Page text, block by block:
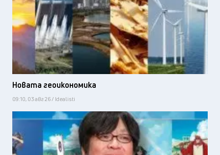
Новата геоикономика
09:10, 03 авг 26 / Idealisti